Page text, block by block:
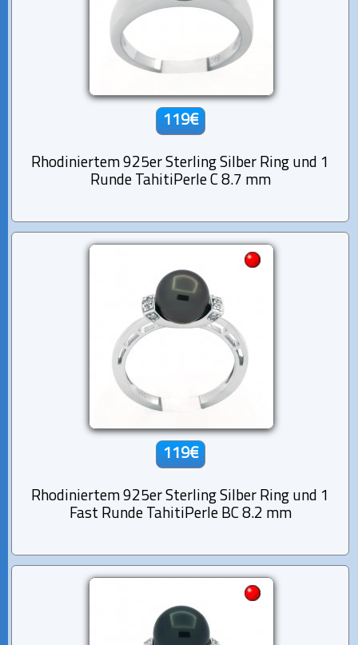
119€
Rhodiniertem 925er Sterling Silber Ring und 1
Runde TahitiPerle C 8.7 mm
119€
Rhodiniertem 925er Sterling Silber Ring und 1
Fast Runde TahitiPerle BC 8.2 mm